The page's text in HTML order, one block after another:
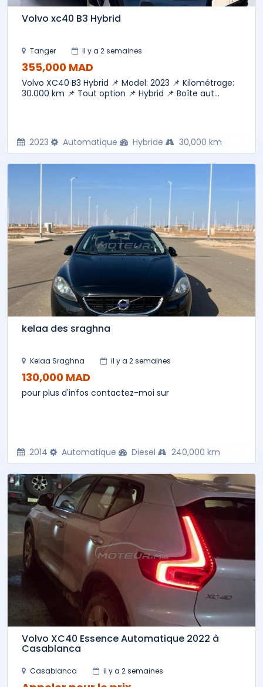
Volvo xc40 B3 Hybrid
Tanger il y a 2 semaines
355,000 MAD
Volvo XC40 B3 Hybrid 📌 Model: 2023 📌 Kilométrage:
30.000 km 📌 Tout option 📌 Hybrid 📌 Boîte aut...
2023 Automatique Hybride 30,000 km
kelaa des sraghna
Kelaa Sraghna il y a 2 semaines
130,000 MAD
pour plus d'infos contactez-moi sur
2014 Automatique Diesel 240,000 km
Volvo XC40 Essence Automatique 2022 à
Casablanca
Casablanca il y a 2 semaines